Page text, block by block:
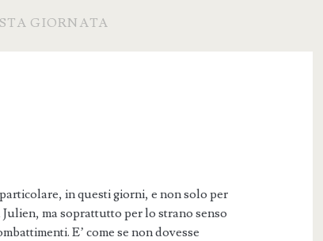
GIORNATA
in questi giorni, e non solo per
ma soprattutto per lo strano senso
E’ come se non dovesse